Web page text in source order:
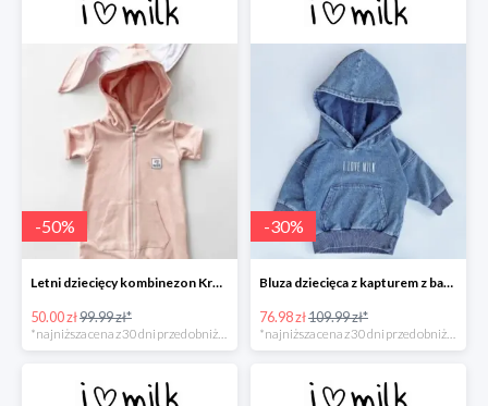
-50%
Letni dziecięcy kombinezon Królik Różowy -50%
50.00 zł99.99 zł*
*najniższa cena z 30 dni przed obniżką
-30%
Bluza dziecięca z kapturem z bawełny denim -30%
76.98 zł109.99 zł*
*najniższa cena z 30 dni przed obniżką